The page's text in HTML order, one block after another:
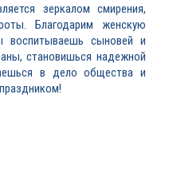
зеркалом смирения,
Благодарим женскую
воспитываешь сыновей и
становишься надежной
в дело общества и